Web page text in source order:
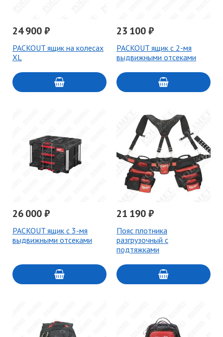
24 900 ₽
PACKOUT ящик на колесах
XL
23 100 ₽
PACKOUT ящик с 2-мя
выдвижными отсеками
26 000 ₽
PACKOUT ящик с 3-мя
выдвижными отсеками
21 190 ₽
Пояс плотника
разгрузочный с
подтяжками